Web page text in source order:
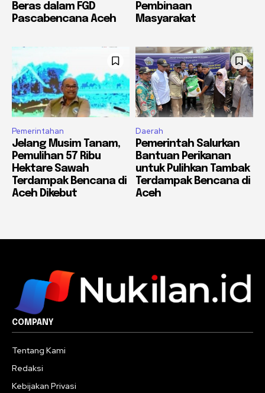
Beras dalam FGD
Pascabencana Aceh
Pembinaan
Masyarakat
Pemerintahan
Jelang Musim Tanam,
Pemulihan 57 Ribu
Hektare Sawah
Terdampak Bencana di
Aceh Dikebut
Daerah
Pemerintah Salurkan
Bantuan Perikanan
untuk Pulihkan Tambak
Terdampak Bencana di
Aceh
COMPANY
Tentang Kami
Redaksi
Kebijakan Privasi